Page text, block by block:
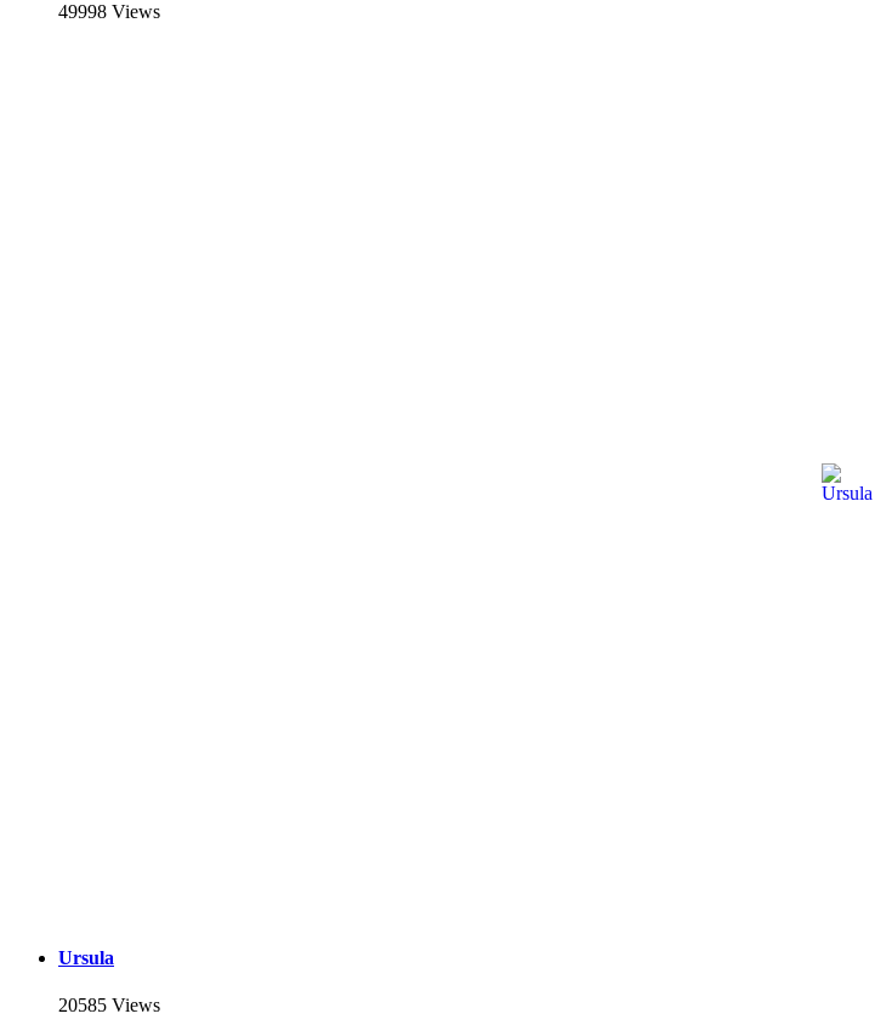
49998 Views
Ursula
20585 Views